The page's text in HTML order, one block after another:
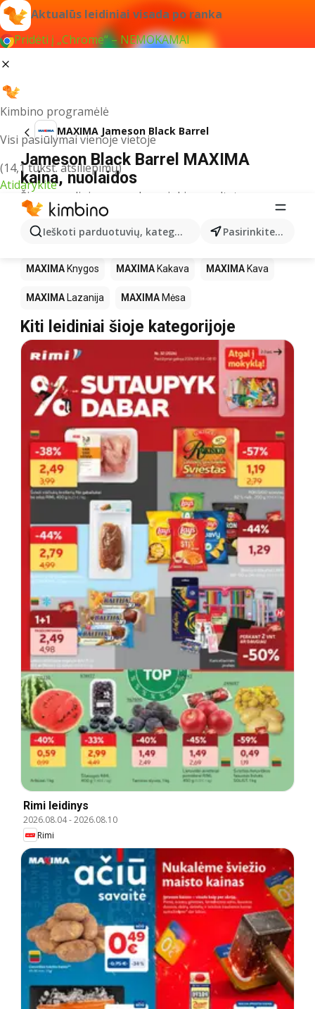
Aktualūs leidiniai visada po ranka
Pridėti į „Chrome“ – NEMOKAMAI
Kimbino programėlė
Visi pasiūlymai vienoje vietoje
(14,1 tūkst. atsiliepimų)
Atidarykite
Ieškoti parduotuvių, kategorijų, produktų... Pasirinkite miestą
MAXIMA Jameson Black Barrel
Jameson Black Barrel MAXIMA
kaina, nuolaidos
Šiuo pavadinimu neradome jokių rezultatų
Kiti produktai parduotuvėse MAXIMA
MAXIMA LEGO MAXIMA Gėrimai MAXIMA
MAXIMA Knygos MAXIMA Kakava MAXIMA Kava
MAXIMA Lazanija MAXIMA Mėsa
Kiti leidiniai šioje kategorijoje
Rimi leidinys
2026.08.04-2026.08.10
Rimi